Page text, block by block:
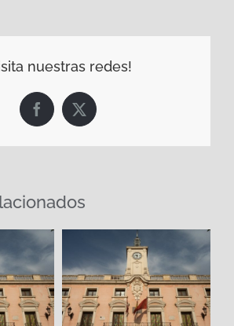
nuestras redes!
Facebook
X